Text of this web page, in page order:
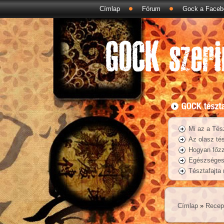
Címlap Fórum Gock a
Mi az a
Az olasz
Hogyan
Tésztafajta
Címlap »